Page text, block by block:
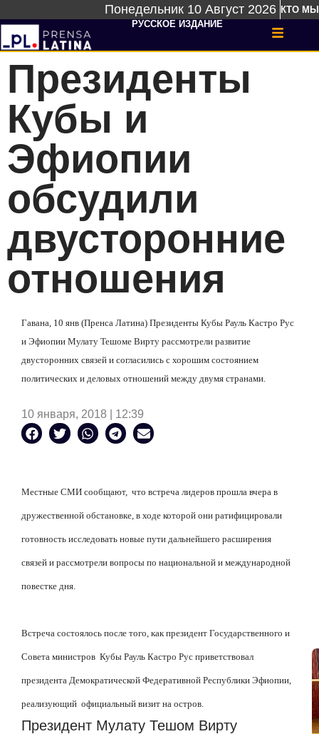
Понедельник 10 Август 2026 КТО МЫ
РУССКОЕ ИЗДАНИЕ
Президенты
Кубы и
Эфиопии
обсудили
двусторонние
отношения
Гавана, 10 янв (Пренса Латина) Президенты Кубы Рауль Кастро Рус
и Эфиопии Мулату Тешоме Вирту рассмотрели развитие
двусторонних связей и согласились с хорошим состоянием
политических и деловых отношений между двумя странами.
10 января, 2018 | 12:39
Местные СМИ сообщают, что встреча лидеров прошла вчера в
дружественной обстановке, в ходе которой они ратифицировали
готовность исследовать новые пути дальнейшего расширения
связей и рассмотрели вопросы по национальной и международной
повестке дня.
Встреча состоялось после того, как президент Государственного и
Совета министров Кубы Рауль Кастро Рус приветствовал
президента Демократической Федеративной Республики Эфиопии,
реализующий официальный визит на остров.
Президент Мулату Тешом Вирту